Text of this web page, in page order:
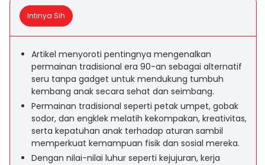
Intinya Sih
Artikel menyoroti pentingnya mengenalkan
permainan tradisional era 90-an sebagai alternatif
seru tanpa gadget untuk mendukung tumbuh
kembang anak secara sehat dan seimbang.
Permainan tradisional seperti petak umpet, gobak
sodor, dan engklek melatih kekompakan, kreativitas,
serta kepatuhan anak terhadap aturan sambil
memperkuat kemampuan fisik dan sosial mereka.
Dengan nilai-nilai luhur seperti kejujuran, kerja